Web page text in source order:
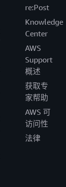
re:Post
Knowledge
Center
AWS
Support
概述
获取专
家帮助
AWS 可
访问性
法律